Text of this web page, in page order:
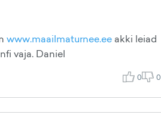
www.maailmaturnee.ee akki leiad
vaja. Daniel
0 0